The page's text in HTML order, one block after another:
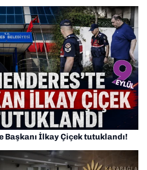
Başkanı İlkay Çiçek tutuklandı!